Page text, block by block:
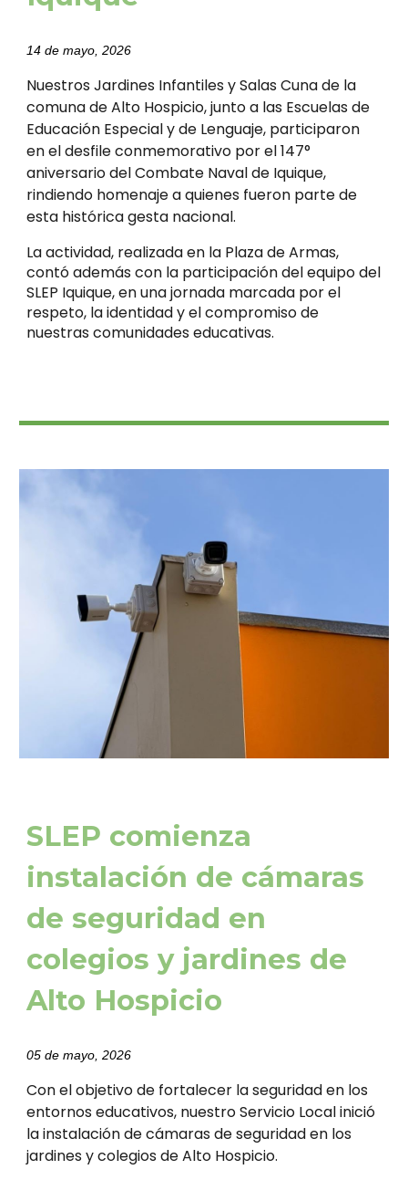
14 de mayo, 2026
Nuestros Jardines Infantiles y Salas Cuna de la
comuna de Alto Hospicio, junto a las Escuelas de
Educación Especial y de Lenguaje, participaron
en el desfile conmemorativo por el 147°
aniversario del Combate Naval de Iquique,
rindiendo homenaje a quienes fueron parte de
esta histórica gesta nacional.
La actividad, realizada en la Plaza de Armas,
contó además con la participación del equipo del
SLEP Iquique, en una jornada marcada por el
respeto, la identidad y el compromiso de
nuestras comunidades educativas.
SLEP comienza
instalación de cámaras
de seguridad en
colegios y jardines de
Alto Hospicio
05 de mayo, 2026
Con el objetivo de fortalecer la seguridad en los
entornos educativos, nuestro Servicio Local inició
la instalación de cámaras de seguridad en los
jardines y colegios de Alto Hospicio.